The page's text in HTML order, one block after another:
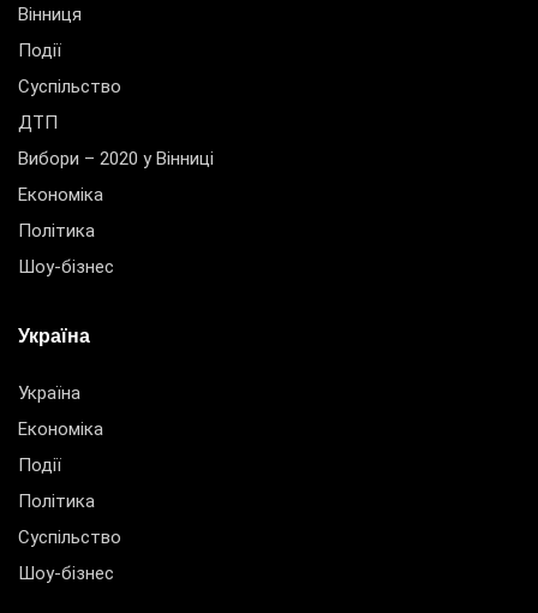
Вінниця
Події
Суспільство
ДТП
Вибори – 2020 у Вінниці
Економіка
Політика
Шоу-бізнес
Україна
Україна
Економіка
Події
Політика
Суспільство
Шоу-бізнес